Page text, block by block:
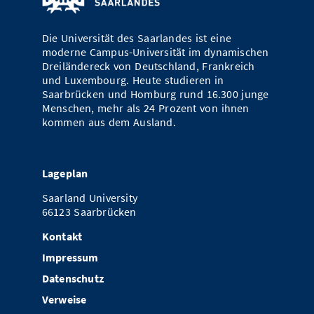
Vom Studium in den Beruf
Study Scheduler
Bibliothek
Open Science/Open Access
Start-ups
Zahlen & Fakten
Kontakt
SIC Merchandise
SIC Podcast
AnsprechpartnerInnen, Personen, Forschungsgruppen
Termine, Vorträge und Veranstaltungen
Alumni
Die Universität des Saarlandes ist eine
moderne Campus-Universität im dynamischen
Dreiländereck von Deutschland, Frankreich
und Luxembourg. Heute studieren in
Saarbrücken und Homburg rund 16.300 junge
Menschen, mehr als 24 Prozent von ihnen
kommen aus dem Ausland.
Lageplan
Saarland University
66123 Saarbrücken
Kontakt
Impressum
Datenschutz
Verweise